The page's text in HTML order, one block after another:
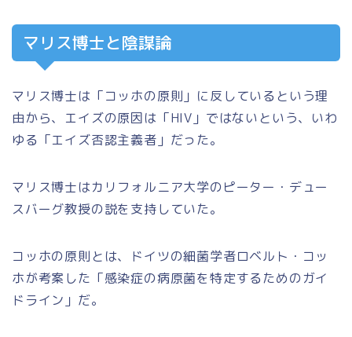
マリス博士と陰謀論
マリス博士は 「コッホの原則」 に反しているという理
由から、エイズの原因は 「HIV」 ではないという、いわ
ゆる 「エイズ否認主義者」 だった。
マリス博士はカリフォルニア大学のピーター・デュー
スバーグ教授の説を支持していた。
コッホの原則とは、ドイツの細菌学者ロベルト・コッ
ホが考案した「感染症の病原菌を特定するためのガイ
ドライン」 だ。